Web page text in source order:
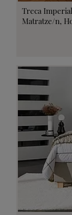
Treca
Matratze/n,